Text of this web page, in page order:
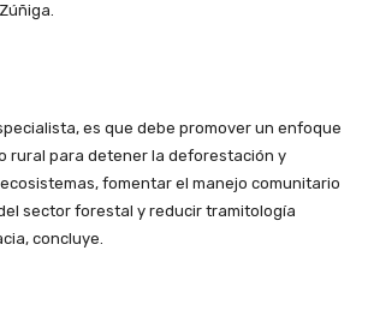
es que debe promover un enfoque
rural para detener la deforestación y
fomentar el manejo comunitario
sector forestal y reducir tramitología
concluye.